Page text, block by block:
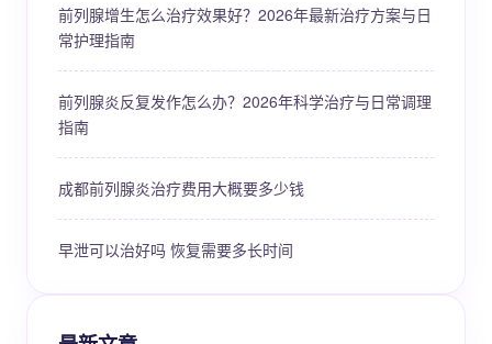
前列腺增生怎么治疗效果好？2026年最新治疗方案与日
常护理指南
前列腺炎反复发作怎么办？2026年科学治疗与日常调理
指南
成都前列腺炎治疗费用大概要多少钱
早泄可以治好吗 恢复需要多长时间